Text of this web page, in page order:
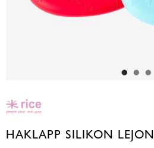
HAKLAPP SILIKON LEJON